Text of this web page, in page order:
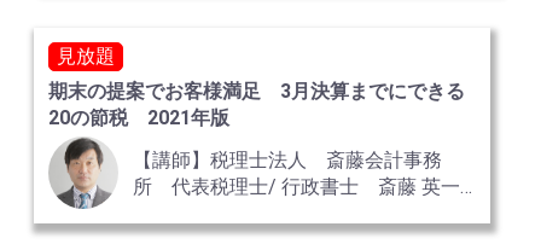
見放題
期末の提案でお客様満足 3月決算までにできる
20の節税 2021年版
【講師】税理士法人 斎藤会計事務
所 代表税理士/ 行政書士 斎藤 英一